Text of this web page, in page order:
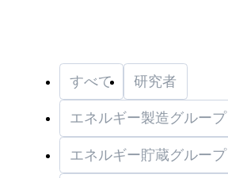
すべて 研究者
エネルギー製造グループ
エネルギー貯蔵グループ